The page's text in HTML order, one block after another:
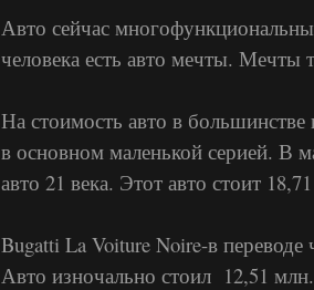
Авто сейчас
человека есть авто мечты. Мечты
На стоимость авто в
в основном маленькой серией. В
авто 21 века. Этот авто стоит
Bugatti La Voiture Noire-в
Авто изночально стоил 12,51